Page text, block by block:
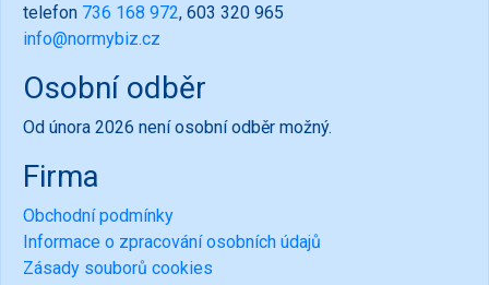
telefon 736 168 972, 603 320 965
info@normybiz.cz
Osobní odběr
Od února 2026 není osobní odběr možný.
Firma
Obchodní podmínky
Informace o zpracování osobních údajů
Zásady souborů cookies